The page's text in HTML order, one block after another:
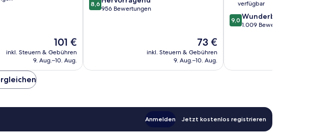
Der
Preis
beträgt
101 €
inkl. Steuern & Gebühren
9. Aug.–10. Aug.
von
8,6
956 Bewertungen
Der
Preis
beträgt
73 €
inkl. Steuern & Gebühren
9. Aug.–10. Aug.
verfügbar
9.0
von
9,0 Wunderbar
1.009 Bewertungen
Anmelden Jetzt kostenlos registrieren